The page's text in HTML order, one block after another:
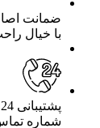
ضمانت
با خیال
پشتیبانی 24 ساعته
شماره تماس